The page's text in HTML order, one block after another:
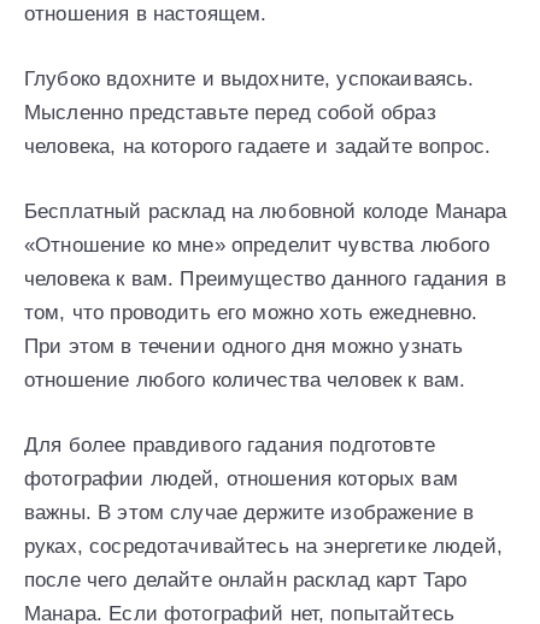
отношения в настоящем.
Глубоко вдохните и выдохните, успокаиваясь.
Мысленно представьте перед собой образ
человека, на которого гадаете и задайте вопрос.
Бесплатный расклад на любовной колоде Манара
«Отношение ко мне» определит чувства любого
человека к вам. Преимущество данного гадания в
том, что проводить его можно хоть ежедневно.
При этом в течении одного дня можно узнать
отношение любого количества человек к вам.
Для более правдивого гадания подготовте
фотографии людей, отношения которых вам
важны. В этом случае держите изображение в
руках, сосредотачивайтесь на энергетике людей,
после чего делайте онлайн расклад карт Таро
Манара. Если фотографий нет, попытайтесь